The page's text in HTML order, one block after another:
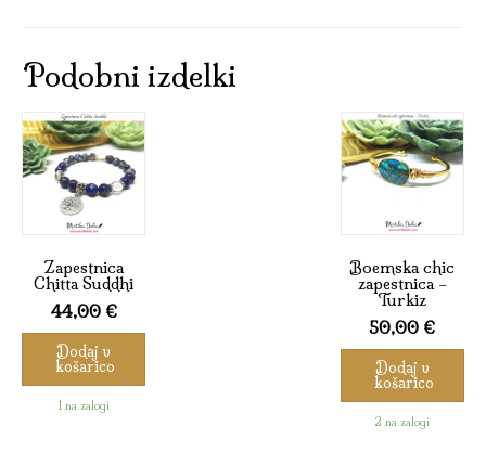
Podobni izdelki
Zapestnica
Chitta Suddhi
44,00 €
Dodaj v
košarico
1 na zalogi
Boemska chic
zapestnica –
Turkiz
50,00 €
Dodaj v
košarico
2 na zalogi